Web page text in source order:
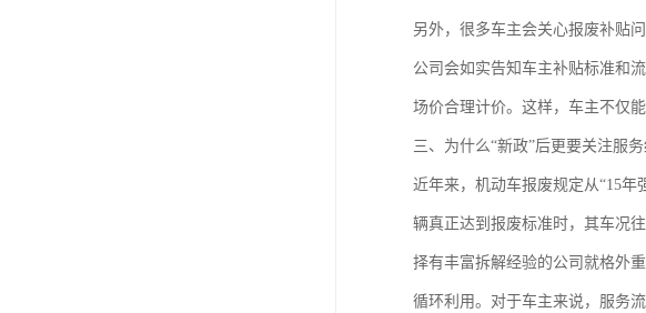
另外，很多车主会关心报废补贴
公司会如实告知车主补贴标准和
场价合理计价。这样，车主不仅
三、为什么“新政”后更要关注服务
近年来，机动车报废规定从“15年
辆真正达到报废标准时，其车况
择有丰富拆解经验的公司就格外
循环利用。对于车主来说，服务